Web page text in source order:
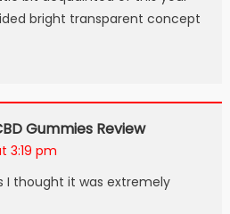
bright transparent concept
Gummies Review
3:19 pm
I thought it was extremely